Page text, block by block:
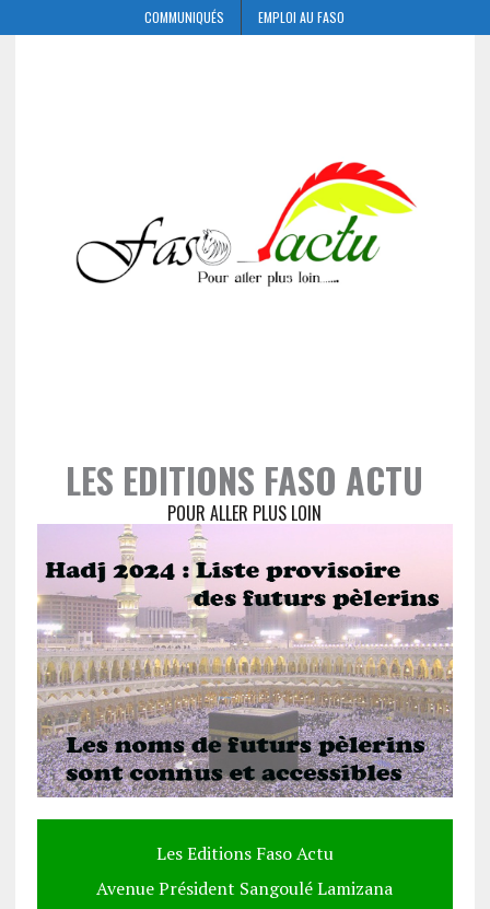
COMMUNIQUÉS EMPLOI AU FASO
LES EDITIONS FASO ACTU
POUR ALLER PLUS LOIN
Les Editions Faso Actu
Avenue Président Sangoulé Lamizana